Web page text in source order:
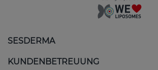
SESDERMA
KUNDENBETREUUNG